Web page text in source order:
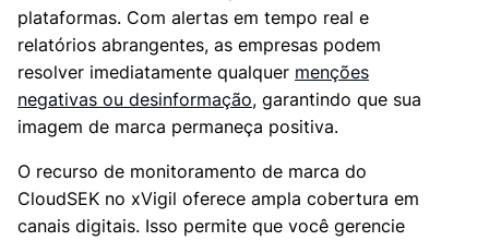
plataformas. Com alertas em tempo real e
relatórios abrangentes, as empresas podem
resolver imediatamente qualquer menções
negativas ou desinformação, garantindo que sua
imagem de marca permaneça positiva.
O recurso de monitoramento de marca do
CloudSEK no xVigil oferece ampla cobertura em
canais digitais. Isso permite que você gerencie